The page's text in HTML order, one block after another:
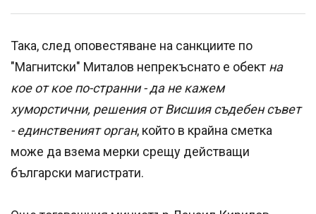
Така, след оповестяване на санкциите по
"Магнитски" Миталов непрекъснато е обект на
кое от кое по-странни - да не кажем
хуморстични, решения от Висшия съдебен съвет
- единственият орган, който в крайна сметка
може да взема мерки срещу действащи
български магистрати.